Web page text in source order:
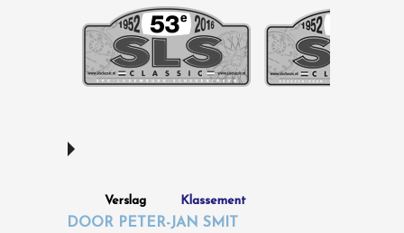
Verslag Klassement
DOOR PETER-JAN SMIT